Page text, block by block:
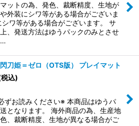
ットの為、発色、裁断精度、生地が
外装にシワ等がある場合がございま
ワ等がある場合がございます。 サ
、発送方法はゆうパックのみとさせ
…
閃刀姫＝ゼロ（OTS版） プレイマット
込)
ずお読みください※ 本商品はゆうパ
となります。 海外商品の為、生産地
、裁断精度、生地が異なる場合がご